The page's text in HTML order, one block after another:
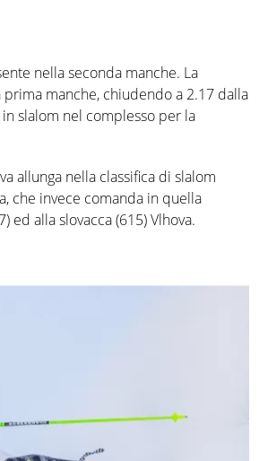
nella seconda manche. La
manche, chiudendo a 2.17 dalla
slalom nel complesso per la
allunga nella classifica di slalom
che invece comanda in quella
ed alla slovacca (615) Vlhova.